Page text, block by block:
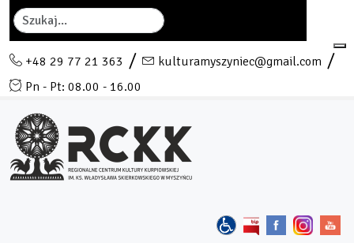
Szukaj
+48 29 77 21 363
kulturamyszyniec@gmail.com
Pn - Pt: 08.00 - 16.00